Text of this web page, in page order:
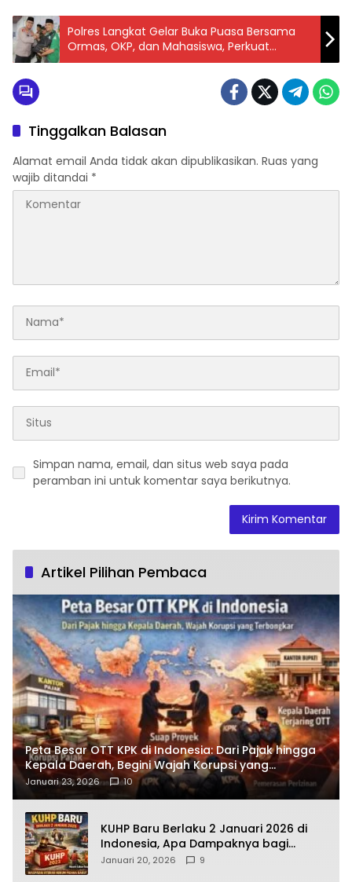
Polres Langkat Gelar Buka Puasa Bersama
Ormas, OKP, dan Mahasiswa, Perkuat
Persatuan Menuju Indonesia Emas 2045
Tinggalkan Balasan
Alamat email Anda tidak akan dipublikasikan. Ruas yang
wajib ditandai *
Simpan nama, email, dan situs web saya pada
peramban ini untuk komentar saya berikutnya.
Artikel Pilihan Pembaca
Peta Besar OTT KPK di Indonesia: Dari Pajak hingga
Kepala Daerah, Begini Wajah Korupsi yang
Terbongkar
Januari 23, 2026 10
KUHP Baru Berlaku 2 Januari 2026 di
Indonesia, Apa Dampaknya bagi
Kehidupan Warga? Ini Aturan Kunci
Januari 20, 2026 9